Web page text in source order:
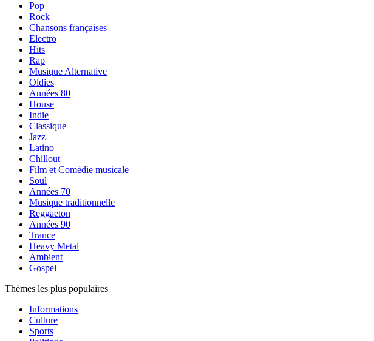
Pop
Rock
Chansons françaises
Electro
Hits
Rap
Musique Alternative
Oldies
Années 80
House
Indie
Classique
Jazz
Latino
Chillout
Film et Comédie musicale
Soul
Années 70
Musique traditionnelle
Reggaeton
Années 90
Trance
Heavy Metal
Ambient
Gospel
Thèmes les plus populaires
Informations
Culture
Sports